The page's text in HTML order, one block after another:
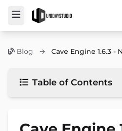
Blog → Cave Engine 1.6.3 -
Table of Contents